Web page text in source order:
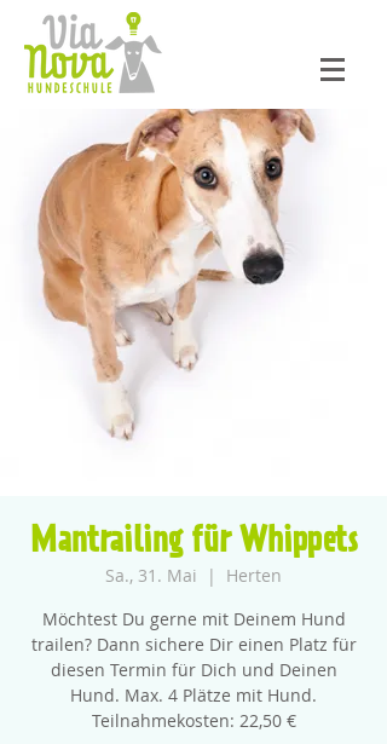
Mantrailing für Whippets
Sa., 31. Mai
  |
Herten
Möchtest Du gerne mit Deinem Hund
trailen? Dann sichere Dir einen Platz für
diesen Termin für Dich und Deinen
Hund. Max. 4 Plätze mit Hund.
Teilnahmekosten: 22,50 €